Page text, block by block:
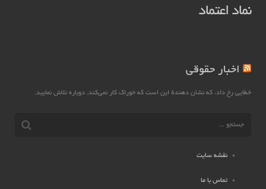
نماد اعتماد
اخبار حقوقی
خطایی رخ داد، که نشان دهندهٔ این است که خوراک کار نمی‌کند. دوباره تلاش نمایید.
نقشه سایت
تماس با ما